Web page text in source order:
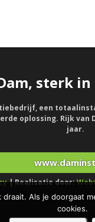
sterk
een
oplossing. Rijk
jaar.
| Realisatie door:
Als je
cookies.